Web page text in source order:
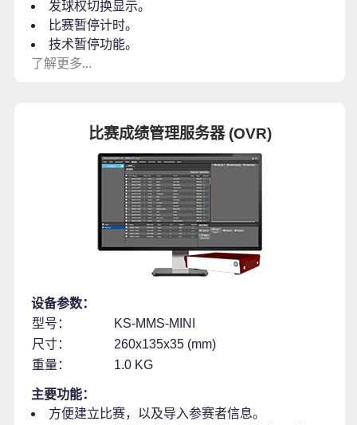
发球权切换显示。
比赛暂停计时。
技术暂停功能。
了解更多...
比赛成绩管理服务器 (OVR)
设备参数：
型号：
KS-MMS-MINI
尺寸：
260x135x35 (mm)
重量：
1.0 KG
主要功能：
方便建立比赛，以及导入参赛者信息。